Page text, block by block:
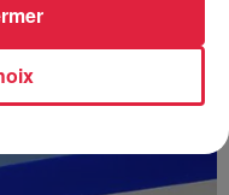
des robinets
Face aux